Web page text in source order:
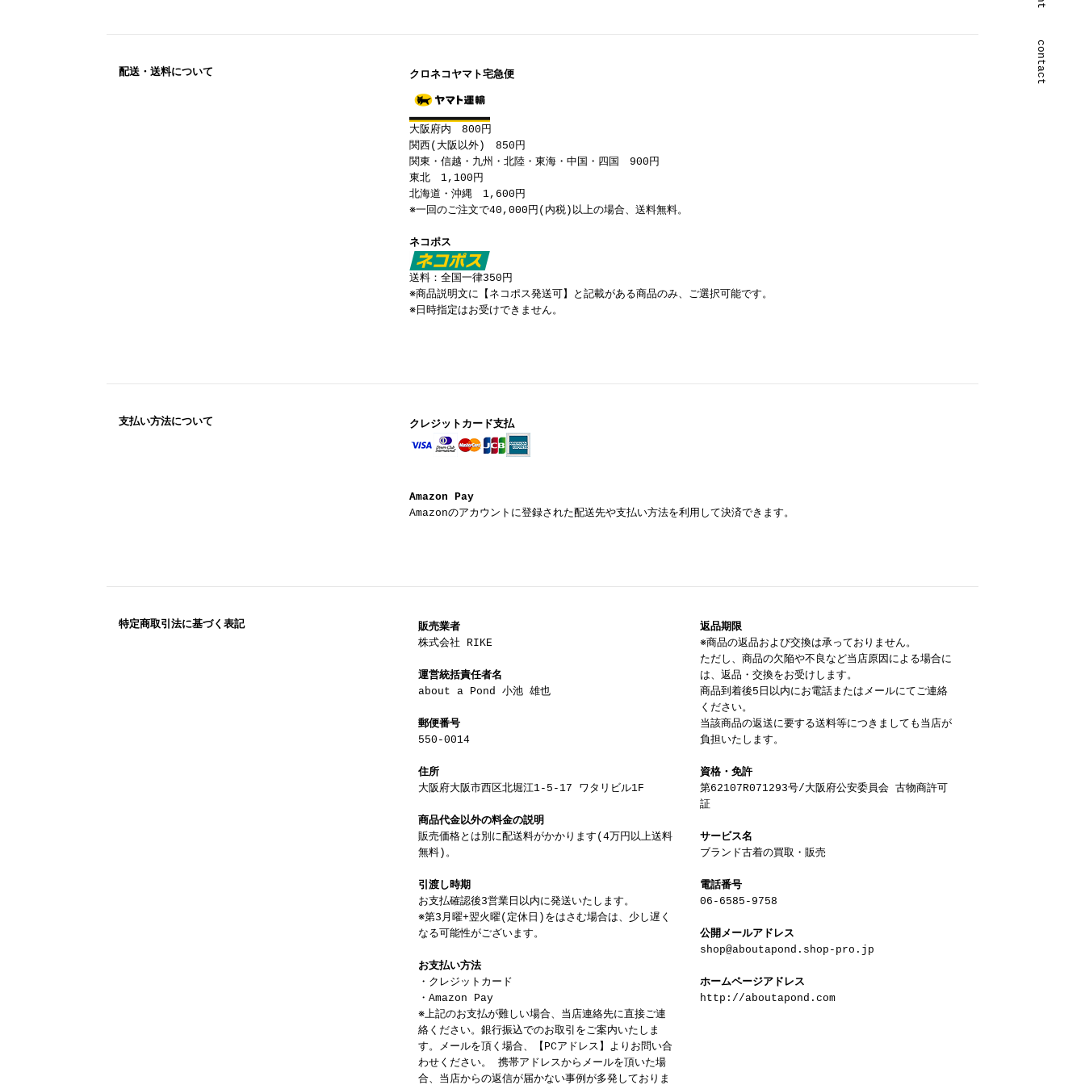
配送・送料について クロネコヤマト宅急便
大阪府内 800円
関西(大阪以外) 850円
関東・信越・九州・北陸・東海・中国・四国 900円
東北 1,100円
北海道・沖縄 1,600円
※一回のご注文で40,000円(内税)以上の場合、送料無料。
ネコポス
送料：全国一律350円
※商品説明文に【ネコポス発送可】と記載がある商品のみ、ご選択可能です。
※日時指定はお受けできません。
支払い方法について クレジットカード支払
Amazon Pay
Amazonのアカウントに登録された配送先や支払い方法を利用して決済できます。
特定商取引法に基づく表記
販売業者
株式会社 RIKE
運営統括責任者名
about a Pond 小池 雄也
郵便番号
550-0014
住所
大阪府大阪市西区北堀江1-5-17 ワタリビル1F
商品代金以外の料金の説明
販売価格とは別に配送料がかかります(4万円以上送料
無料)。
引渡し時期
お支払確認後3営業日以内に発送いたします。
※第3月曜+翌火曜(定休日)をはさむ場合は、少し遅く
なる可能性がございます。
お支払い方法
・クレジットカード
・Amazon Pay
※上記のお支払が難しい場合、当店連絡先に直接ご連
絡ください。銀行振込でのお取引をご案内いたしま
す。メールを頂く場合、【PCアドレス】よりお問い合
わせください。 携帯アドレスからメールを頂いた場
合、当店からの返信が届かない事例が多発しておりま
返品期限
※商品の返品および交換は承っておりません。
ただし、商品の欠陥や不良など当店原因による場合に
は、返品・交換をお受けします。
商品到着後5日以内にお電話またはメールにてご連絡
ください。
当該商品の返送に要する送料等につきましても当店が
負担いたします。
資格・免許
第62107R071293号/大阪府公安委員会 古物商許可
証
サービス名
ブランド古着の買取・販売
電話番号
06-6585-9758
公開メールアドレス
shop@aboutapond.shop-pro.jp
ホームページアドレス
http://aboutapond.com
contact